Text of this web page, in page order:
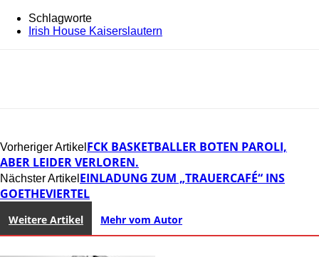
Schlagworte
Irish House Kaiserslautern
Vorheriger Artikel FCK BASKETBALLER BOTEN PAROLI,
ABER LEIDER VERLOREN.
Nächster Artikel EINLADUNG ZUM „TRAUERCAFÉ“ INS
GOETHEVIERTEL
Weitere Artikel Mehr vom Autor